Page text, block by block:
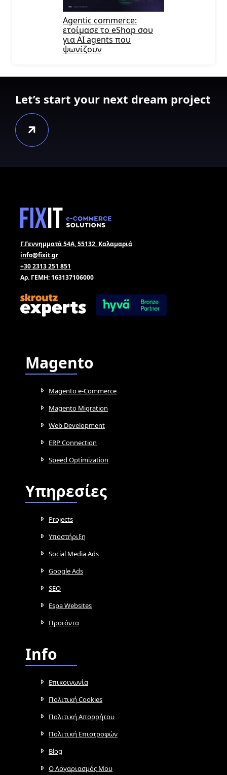
Agentic commerce:
ετοίμασε το eShop σου
για AI agents που
ψωνίζουν
Let’s start your next dream project
Γ.Γεννημματά 54Α, 55132, Καλαμαριά
info@fixit.gr
+30 2313 251 851
Αρ. ΓΕΜΗ: 163137106000
Magento
Magento e-Commerce
Magento Migration
Web Development
ERP Connection
Speed Optimization
Υπηρεσίες
Projects
Υποστήριξη
Social Media Ads
Google Ads
SEO
Espa Websites
Προϊόντα
Info
Επικοινωνία
Πολιτική Cookies
Πολιτική Απορρήτου
Πολιτική Επιστροφών
Blog
Ο Λογαριασμός Μου